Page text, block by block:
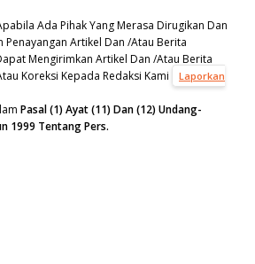
Ada Pihak Yang Merasa Dirugikan Dan
Penayangan Artikel Dan /Atau Berita
Mengirimkan Artikel Dan /Atau Berita
Koreksi Kepada Redaksi Kami
Laporkan
Pasal (1) Ayat (11) Dan (12) Undang-
1999 Tentang Pers.